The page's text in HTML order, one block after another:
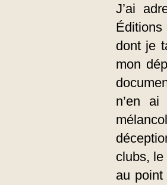
J’ai
dont je
mon
n’en
clubs, le
au point